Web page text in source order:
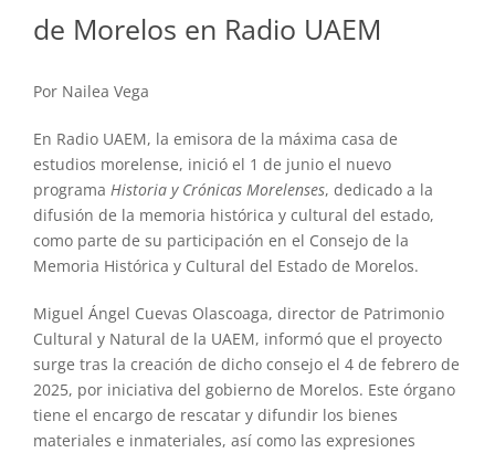
de Morelos en Radio UAEM
Por Nailea Vega
En Radio UAEM, la emisora de la máxima casa de
estudios morelense, inició el 1 de junio el nuevo
programa Historia y Crónicas Morelenses, dedicado a la
difusión de la memoria histórica y cultural del estado,
como parte de su participación en el Consejo de la
Memoria Histórica y Cultural del Estado de Morelos.
Miguel Ángel Cuevas Olascoaga, director de Patrimonio
Cultural y Natural de la UAEM, informó que el proyecto
surge tras la creación de dicho consejo el 4 de febrero de
2025, por iniciativa del gobierno de Morelos. Este órgano
tiene el encargo de rescatar y difundir los bienes
materiales e inmateriales, así como las expresiones